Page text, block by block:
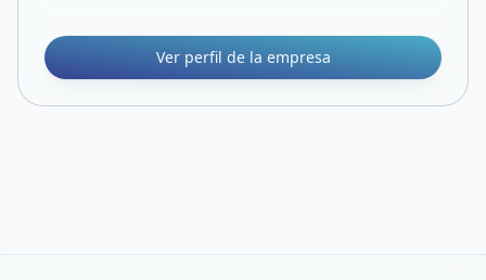
Ver perfil de la empresa